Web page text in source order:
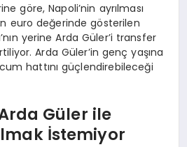
göre, Napoli’nin ayrılması
euro değerinde gösterilen
yerine Arda Güler’i transfer
Arda Güler’in genç yaşına
hattını güçlendirebileceği
Güler ile
İstemiyor